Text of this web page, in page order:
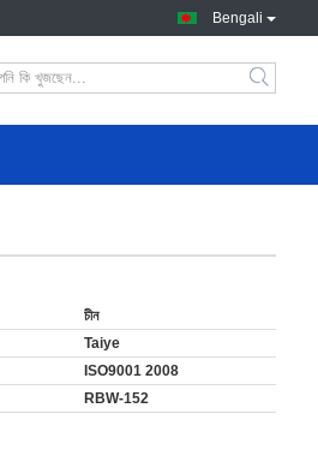
Bengali
চীন
Taiye
ISO9001 2008
RBW-152